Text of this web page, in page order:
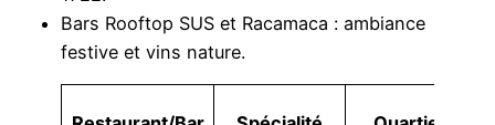
Bars Rooftop SUS et Racamaca : ambiance
festive et vins nature.